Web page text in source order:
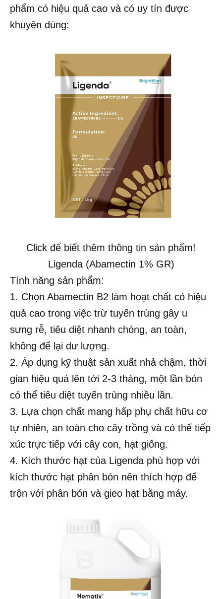
phẩm có hiệu quả cao và có uy tín được
khuyên dùng:
Click để biết thêm thông tin sản phẩm!
Ligenda (Abamectin 1% GR)
Tính năng sản phẩm:
1. Chọn Abamectin B2 làm hoạt chất có hiệu
quả cao trong việc trừ tuyến trùng gây u
sưng rễ, tiêu diệt nhanh chóng, an toàn,
không để lại dư lượng.
2. Áp dụng kỹ thuật sản xuất nhả chậm, thời
gian hiệu quả lên tới 2-3 tháng, một lần bón
có thể tiêu diệt tuyến trùng nhiều lần.
3. Lựa chọn chất mang hấp phụ chất hữu cơ
tự nhiên, an toàn cho cây trồng và có thể tiếp
xúc trực tiếp với cây con, hạt giống.
4. Kích thước hạt của Ligenda phù hợp với
kích thước hạt phân bón nên thích hợp để
trộn với phân bón và gieo hạt bằng máy.